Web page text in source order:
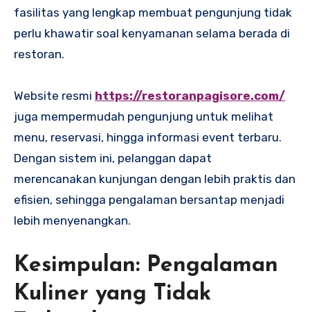
fasilitas yang lengkap membuat pengunjung tidak
perlu khawatir soal kenyamanan selama berada di
restoran.
Website resmi https://restoranpagisore.com/
juga mempermudah pengunjung untuk melihat
menu, reservasi, hingga informasi event terbaru.
Dengan sistem ini, pelanggan dapat
merencanakan kunjungan dengan lebih praktis dan
efisien, sehingga pengalaman bersantap menjadi
lebih menyenangkan.
Kesimpulan: Pengalaman
Kuliner yang Tidak